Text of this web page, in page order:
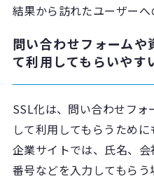
結果から訪れたユーザーへ
問い合わせフォーム
て利用してもらいやす
SSL化は、問い合わせフ
して利用してもらうために
企業サイトでは、氏名、
番号などを入力してもらう